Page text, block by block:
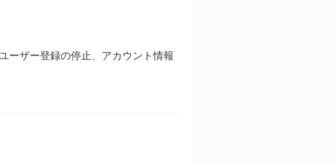
ーザー登録の停止、アカウント情報